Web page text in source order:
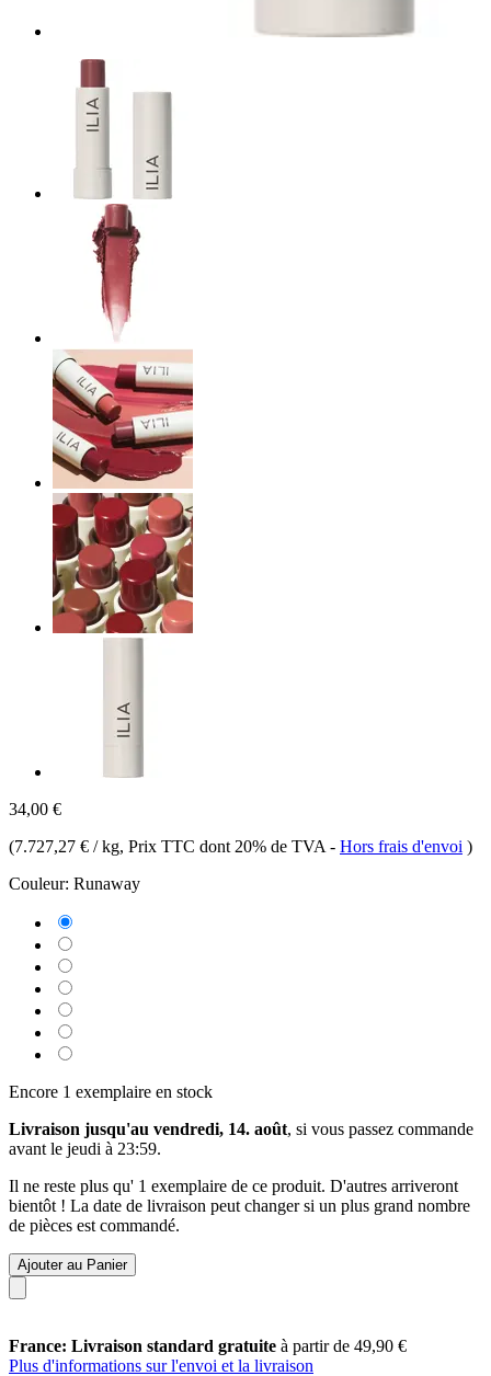
34,00 €
(7.727,27 € / kg, Prix TTC dont 20% de TVA - Hors frais d'envoi )
Couleur: Runaway
Encore 1 exemplaire en stock
Livraison jusqu'au vendredi, 14. août, si vous passez commande
avant le jeudi à 23:59.
Il ne reste plus qu' 1 exemplaire de ce produit. D'autres arriveront
bientôt ! La date de livraison peut changer si un plus grand nombre
de pièces est commandé.
Ajouter au Panier
France: Livraison standard gratuite à partir de 49,90 €
Plus d'informations sur l'envoi et la livraison